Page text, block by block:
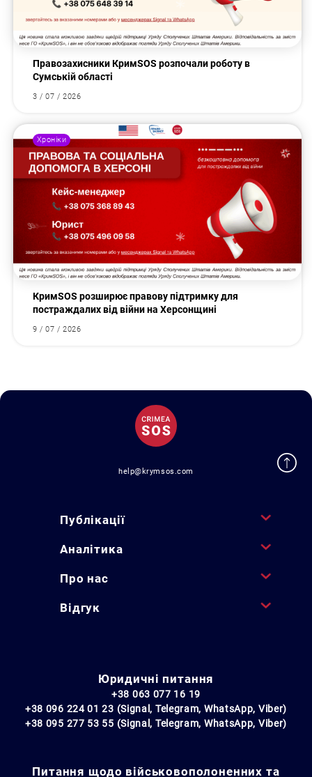
Правозахисники КримSOS розпочали роботу в
Сумській області
3 / 07 / 2026
Хроніки
КримSOS розширює правову підтримку для
постраждалих від війни на Херсонщині
9 / 07 / 2026
help@krymsos.com
Публікації
Аналітика
Про нас
Відгук
Юридичні питання
+38 063 077 16 19
+38 096 224 01 23 (Signal, Telegram, WhatsApp, Viber)
+38 095 277 53 55 (Signal, Telegram, WhatsApp, Viber)
Питання щодо військовополоненних та